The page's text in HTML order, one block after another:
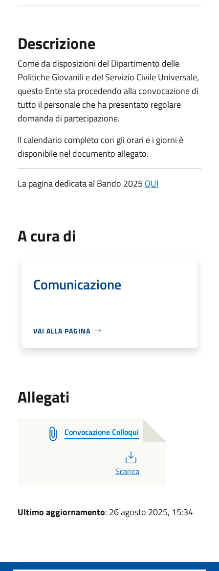
Descrizione
Come da disposizioni del Dipartimento delle
Politiche Giovanili e del Servizio Civile Universale,
questo Ente sta procedendo alla convocazione di
tutto il personale che ha presentato regolare
domanda di partecipazione.
Il calendario completo con gli orari e i giorni è
disponibile nel documento allegato.
La pagina dedicata al Bando 2025 QUI
A cura di
Comunicazione
VAI ALLA PAGINA
Allegati
Convocazione Colloqui
Scarica
Ultimo aggiornamento: 26 agosto 2025, 15:34